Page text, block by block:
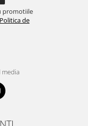
promotiile
Politica de
media